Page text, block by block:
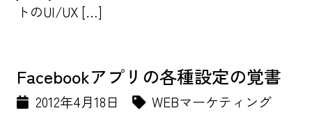
トのUI/UX […]
Facebookアプリの各種設定の覚書
2012年4月18日
WEBマーケティング